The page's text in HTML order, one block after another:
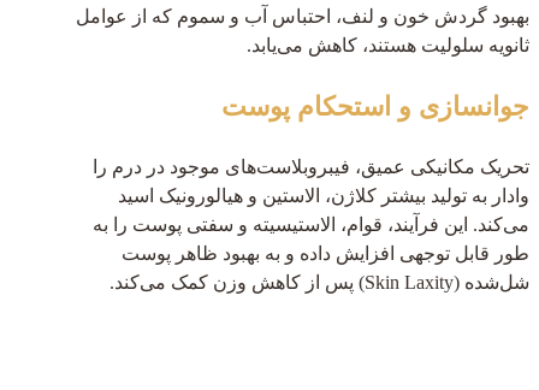
بهبود گردش خون و لنف، احتباس آب و سموم که از عوامل
ثانویه سلولیت هستند، کاهش می‌یابد.
جوانسازی و استحکام پوست
تحریک مکانیکی عمیق، فیبروبلاست‌های موجود در درم را
وادار به تولید بیشتر کلاژن، الاستین و هیالورونیک اسید
می‌کند. این فرآیند، قوام، الاستیسیته و سفتی پوست را به
طور قابل توجهی افزایش داده و به بهبود ظاهر پوست
شل‌شده (Skin Laxity) پس از کاهش وزن کمک می‌کند.